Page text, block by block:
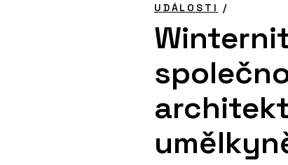
UDÁLOSTI /